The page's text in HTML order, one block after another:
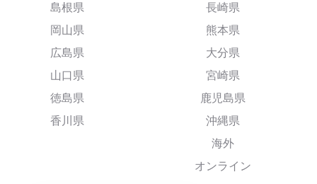
島根県
岡山県
広島県
山口県
徳島県
香川県
長崎県
熊本県
大分県
宮崎県
鹿児島県
沖縄県
海外
オンライン